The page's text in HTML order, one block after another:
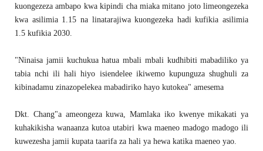
kuongezeza ambapo kwa kipindi cha miaka mitano joto limeongezeka
kwa asilimia 1.15 na linatarajiwa kuongezeka hadi kufikia asilimia
1.5 kufikia 2030.
"Ninaisa jamii kuchukua hatua mbali mbali kudhibiti mabadiliko ya
tabia nchi ili hali hiyo isiendelee ikiwemo kupunguza shughuli za
kibinadamu zinazopelekea mabadiriko hayo kutokea" amesema
Dkt. Chang"a ameongeza kuwa, Mamlaka iko kwenye mikakati ya
kuhakikisha wanaanza kutoa utabiri kwa maeneo madogo madogo ili
kuwezesha jamii kupata taarifa za hali ya hewa katika maeneo yao.